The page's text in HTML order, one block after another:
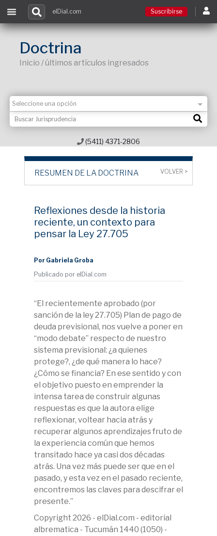
Contacto
elDial.com Suscribirse
Doctrina
Inicio / últimos artículos ingresados
(5411) 4371-2806
RESUMEN DE LA DOCTRINA VOLVER >
Reflexiones desde la historia
reciente, un contexto para
pensar la Ley 27.705
Por Gabriela Groba
Publicado por elDial.com
“El recientemente aprobado (por
sanción de la ley 27.705) Plan de pago de
deuda previsional, nos vuelve a poner en
“modo debate” respecto de nuestro
sistema previsional: ¿a quienes
protege?, ¿de qué manera lo hace?
¿Cómo se financia? En ese sentido y con
el objetivo puesto en emprender la
intensa tarea de construir algunas
respuestas es que la autora elige
reflexionar, voltear hacia atrás y
recuperar algunos aprendizajes fruto de
la experiencia común que hemos
transitado hace ya casi dos décadas
atrás. Una vez más puede ser que en el
pasado, y esta vez en el pasado reciente,
encontremos las claves para descifrar el
presente.”
Copyright 2026 - elDial.com - editorial
albrematica - Tucumán 1440 (1050) -